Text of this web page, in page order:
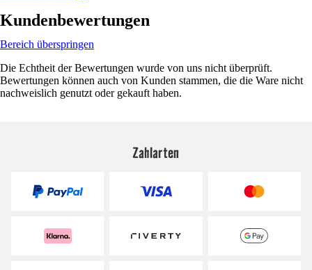
Kundenbewertungen
Bereich überspringen
Die Echtheit der Bewertungen wurde von uns nicht überprüft.
Bewertungen können auch von Kunden stammen, die die Ware nicht
nachweislich genutzt oder gekauft haben.
Zahlarten